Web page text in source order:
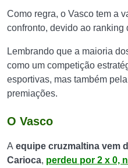
Como regra, o Vasco tem a
confronto, devido ao ranking
Lembrando que a maioria
como um competição
esportivas, mas também
premiações.
O Vasco
A equipe cruzmaltina vem
Carioca, perdeu por 2 x 0,